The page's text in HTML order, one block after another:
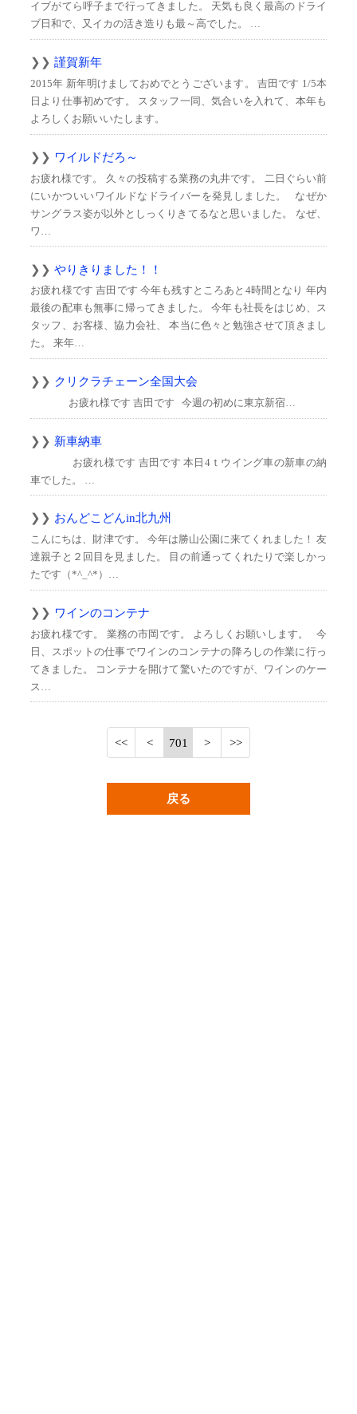
イブがてら呼子まで行ってきました。 天気も良く最高のドライ
ブ日和で、又イカの活き造りも最～高でした。 …
謹賀新年
2015年 新年明けましておめでとうございます。 吉田です 1/5本
日より仕事初めです。 スタッフ一同、気合いを入れて、本年も
よろしくお願いいたします。
ワイルドだろ～
お疲れ様です。 久々の投稿する業務の丸井です。 二日ぐらい前
にいかついいワイルドなドライバーを発見しました。 なぜか
サングラス姿が以外としっくりきてるなと思いました。 なぜ、
ワ…
やりきりました！！
お疲れ様です 吉田です 今年も残すところあと4時間となり 年内
最後の配車も無事に帰ってきました。 今年も社長をはじめ、ス
タッフ、お客様、協力会社、 本当に色々と勉強させて頂きまし
た。 来年…
クリクラチェーン全国大会
お疲れ様です 吉田です 今週の初めに東京新宿…
新車納車
お疲れ様です 吉田です 本日4ｔウイング車の新車の納
車でした。 …
おんどこどんin北九州
こんにちは、財津です。 今年は勝山公園に来てくれました！ 友
達親子と２回目を見ました。 目の前通ってくれたりで楽しかっ
たです（*^_^*）…
ワインのコンテナ
お疲れ様です。 業務の市岡です。 よろしくお願いします。 今
日、スポットの仕事でワインのコンテナの降ろしの作業に行っ
てきました。 コンテナを開けて驚いたのですが、ワインのケー
ス…
701
戻る